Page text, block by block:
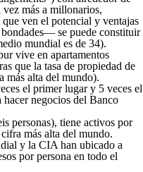
más a millonarios,
ven el potencial y ventajas
se puede constituir
mundial es de 34).
vive en apartamentos
que la tasa de propiedad de
más alta del mundo).
el primer lugar y 5 veces el
negocios del Banco
personas), tiene activos por
más alta del mundo.
y la CIA han ubicado a
por persona en todo el